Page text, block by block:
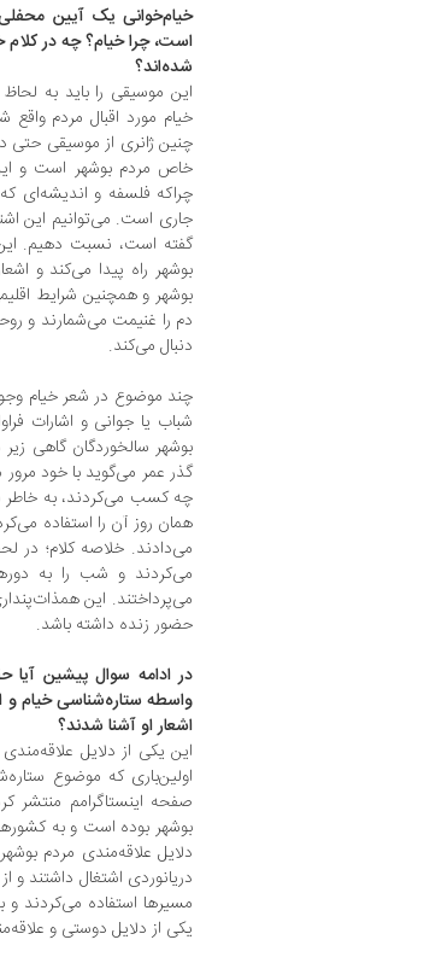
خیام‌خوانی یک آیین محفلی
است، چرا خیام؟ چه در
شده‌اند؟
این موسیقی را باید به
خیام مورد اقبال مردم
چنین ژانری از موسیقی حتی
خاص مردم بوشهر است و
چراکه فلسفه‌ و اندیشه‌ای
جاری است. می‌توانیم این
گفته است، نسبت دهیم.
بوشهر راه پیدا می‌کند و
بوشهر و همچنین شرایط
دم را غنیمت می‌شمارند و
دنبال می‌کند.
چند موضوع در شعر خیام
شباب یا جوانی و اشارات
بوشهر سالخوردگان گاهی
گذر عمر می‌گوید با خود
چه کسب می‌کردند، به خاطر
همان روز آن را استفاده
می‌دادند. خلاصه کلام؛ در
می‌کردند و شب را به
می‌پرداختند. این
حضور زنده داشته باشد.
در ادامه سوال پیشین
واسطه ستاره‌شناسی خیام و
اشعار او آشنا شدند؟
این یکی از دلایل
اولین‌باری که موضوع
صفحه اینستاگرامم منتشر
بوشهر بوده است و به
دلایل علاقه‌مندی مردم
دریانوردی اشتغال داشتند و
مسیرها استفاده می‌کردند
یکی از دلایل دوستی و